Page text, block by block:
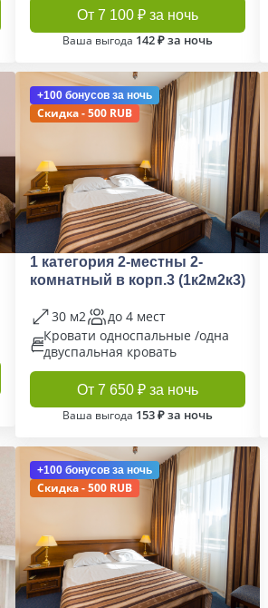
От 7 100 ₽ за ночь
Ваша выгода 142 ₽ за ночь
+100 бонусов за ночь
Скидка - 500 RUB
1 категория 2-местны 2-
комнатный в корп.3 (1к2м2к3)
30 м2
до 4 мест
Кровати односпальные /одна
двуспальная кровать
От 7 650 ₽ за ночь
Ваша выгода 153 ₽ за ночь
+100 бонусов за ночь
Скидка - 500 RUB